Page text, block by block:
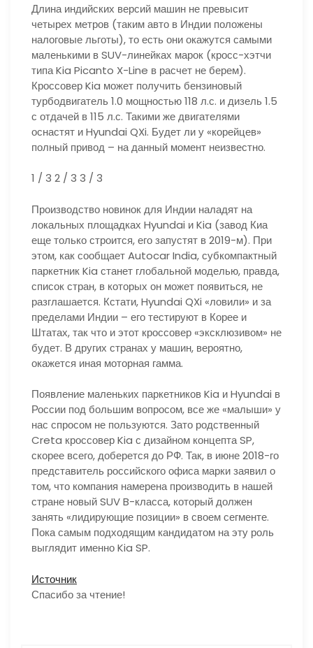
Длина индийских версий машин не превысит
четырех метров (таким авто в Индии положены
налоговые льготы), то есть они окажутся самыми
маленькими в SUV-линейках марок (кросс-хэтчи
типа Kia Picanto X-Line в расчет не берем).
Кроссовер Kia может получить бензиновый
турбодвигатель 1.0 мощностью 118 л.с. и дизель 1.5
с отдачей в 115 л.с. Такими же двигателями
оснастят и Hyundai QXi. Будет ли у «корейцев»
полный привод – на данный момент неизвестно.
1 / 3 2 / 3 3 / 3
Производство новинок для Индии наладят на
локальных площадках Hyundai и Kia (завод Киа
еще только строится, его запустят в 2019-м). При
этом, как сообщает Autocar India, субкомпактный
паркетник Kia станет глобальной моделью, правда,
список стран, в которых он может появиться, не
разглашается. Кстати, Hyundai QXi «ловили» и за
пределами Индии – его тестируют в Корее и
Штатах, так что и этот кроссовер «эксклюзивом» не
будет. В других странах у машин, вероятно,
окажется иная моторная гамма.
Появление маленьких паркетников Kia и Hyundai в
России под большим вопросом, все же «малыши» у
нас спросом не пользуются. Зато родственный
Creta кроссовер Kia с дизайном концепта SP,
скорее всего, доберется до РФ. Так, в июне 2018-го
представитель российского офиса марки заявил о
том, что компания намерена производить в нашей
стране новый SUV B-класса, который должен
занять «лидирующие позиции» в своем сегменте.
Пока самым подходящим кандидатом на эту роль
выглядит именно Kia SP.
Источник
Спасибо за чтение!